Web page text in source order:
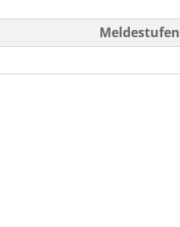
Meldestufen